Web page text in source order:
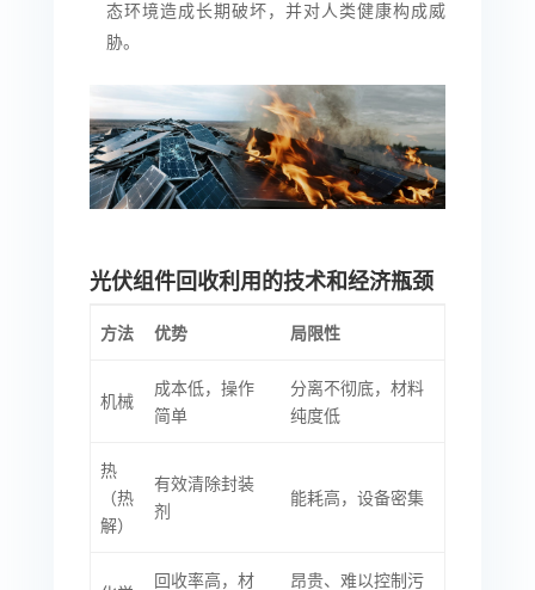
态环境造成长期破坏，并对人类健康构成威
胁。
光伏组件回收利用的技术和经济瓶颈
方法 优势 局限性
机械
成本低，操作
简单
分离不彻底，材料
纯度低
热
（热
解）
有效清除封装
剂
能耗高，设备密集
回收率高，材 昂贵、难以控制污